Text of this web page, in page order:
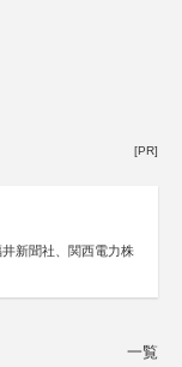
[PR]
新聞社、関西電力株
一覧